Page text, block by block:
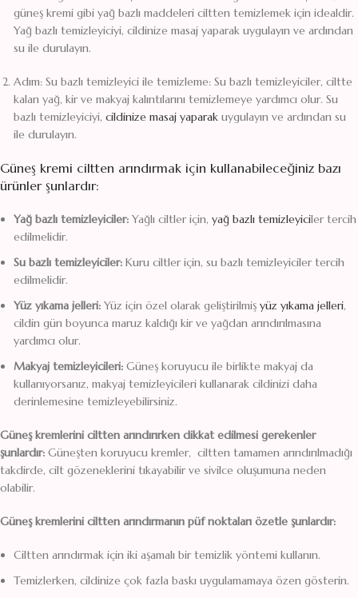
güneş kremi gibi yağ bazlı maddeleri ciltten temizlemek için idealdir.
Yağ bazlı temizleyiciyi, cildinize masaj yaparak uygulayın ve ardından
su ile durulayın.
Adım: Su bazlı temizleyici ile temizleme: Su bazlı temizleyiciler, ciltte
kalan yağ, kir ve makyaj kalıntılarını temizlemeye yardımcı olur. Su
bazlı temizleyiciyi, cildinize masaj yaparak uygulayın ve ardından su
ile durulayın.
Güneş kremi ciltten arındırmak için kullanabileceğiniz bazı
ürünler şunlardır:
Yağ bazlı temizleyiciler: Yağlı ciltler için, yağ bazlı temizleyiciler tercih
edilmelidir.
Su bazlı temizleyiciler: Kuru ciltler için, su bazlı temizleyiciler tercih
edilmelidir.
Yüz yıkama jelleri: Yüz için özel olarak geliştirilmiş yüz yıkama jelleri,
cildin gün boyunca maruz kaldığı kir ve yağdan arındırılmasına
yardımcı olur.
Makyaj temizleyicileri: Güneş koruyucu ile birlikte makyaj da
kullanıyorsanız, makyaj temizleyicileri kullanarak cildinizi daha
derinlemesine temizleyebilirsiniz.
Güneş kremlerini ciltten arındırırken dikkat edilmesi gerekenler
şunlardır: Güneşten koruyucu kremler, ciltten tamamen arındırılmadığı
takdirde, cilt gözeneklerini tıkayabilir ve sivilce oluşumuna neden
olabilir.
Güneş kremlerini ciltten arındırmanın püf noktaları özetle şunlardır:
Ciltten arındırmak için iki aşamalı bir temizlik yöntemi kullanın.
Temizlerken, cildinize çok fazla baskı uygulamamaya özen gösterin.